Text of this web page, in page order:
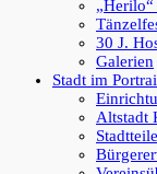
30 J.
Galerien
Stadt im
Altstadt
Stadtteile